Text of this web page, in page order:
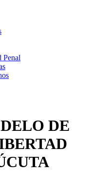
Penal
DE